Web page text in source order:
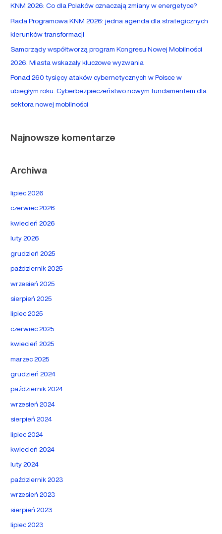
l
a
:
KNM 2026: Co dla Polaków oznaczają zmiany w energetyce?
Rada Programowa KNM 2026: jedna agenda dla strategicznych
kierunków transformacji
Samorządy współtworzą program Kongresu Nowej Mobilności
2026. Miasta wskazały kluczowe wyzwania
Ponad 260 tysięcy ataków cybernetycznych w Polsce w
ubiegłym roku. Cyberbezpieczeństwo nowym fundamentem dla
sektora nowej mobilności
Najnowsze komentarze
Archiwa
lipiec 2026
czerwiec 2026
kwiecień 2026
luty 2026
grudzień 2025
październik 2025
wrzesień 2025
sierpień 2025
lipiec 2025
czerwiec 2025
kwiecień 2025
marzec 2025
grudzień 2024
październik 2024
wrzesień 2024
sierpień 2024
lipiec 2024
kwiecień 2024
luty 2024
październik 2023
wrzesień 2023
sierpień 2023
lipiec 2023